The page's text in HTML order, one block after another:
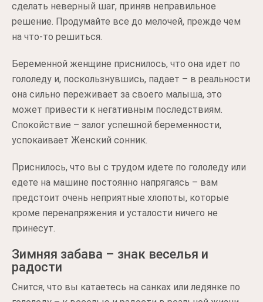
сделать неверный шаг, приняв неправильное
решение. Продумайте все до мелочей, прежде чем
на что-то решиться.
Беременной женщине приснилось, что она идет по
гололеду и, поскользнувшись, падает – в реальности
она сильно переживает за своего малыша, это
может привести к негативным последствиям.
Спокойствие – залог успешной беременности,
успокаивает Женский сонник.
Приснилось, что вы с трудом идете по гололеду или
едете на машине постоянно напрягаясь – вам
предстоит очень неприятные хлопоты, которые
кроме перенапряжения и усталости ничего не
принесут.
Зимняя забава – знак веселья и
радости
Снится, что вы катаетесь на санках или ледянке по